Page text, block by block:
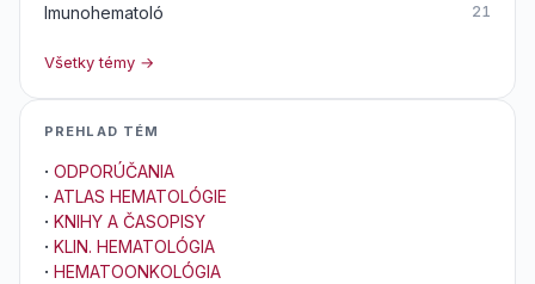
Imunohematoló 21
Všetky témy →
PREHLAD TÉM
· ODPORÚČANIA
· ATLAS HEMATOLÓGIE
· KNIHY A ČASOPISY
· KLIN. HEMATOLÓGIA
· HEMATOONKOLÓGIA